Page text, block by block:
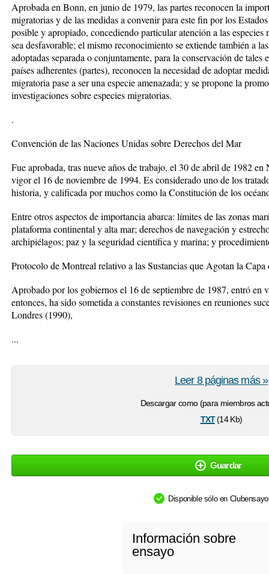
Aprobada en Bonn, en junio de 1979, las partes reconocen la
migratorias y de las medidas a convenir para este fin por los
posible y apropiado, concediendo particular atención a las
sea desfavorable; el mismo reconocimiento se extiende también a
adoptadas separada o conjuntamente, para la conservación de
países adherentes (partes), reconocen la necesidad de adoptar
migratoria pase a ser una especie amenazada; y se propone la
investigaciones sobre especies migratorias.
.
Convención de las Naciones Unidas sobre Derechos del Mar
Fue aprobada, tras nueve años de trabajo, el 30 de abril de 1982
vigor el 16 de noviembre de 1994. Es considerado uno de los
historia, y calificada por muchos como la Constitución de los
Entre otros aspectos de importancia abarca: límites de las zonas
plataforma continental y alta mar; derechos de navegación y
archipiélagos; paz y la seguridad científica y marina; y
Protocolo de Montreal relativo a las Sustancias que Agotan la Capa
Aprobado por los gobiernos el 16 de septiembre de 1987, entró en
entonces, ha sido sometida a constantes revisiones en reuniones
Londres (1990),
...
Descargar como (para miembros
txt(14 Kb)
Leer 8 páginas más »
Guardar
Disponible sólo en
Información sobre
ensayo